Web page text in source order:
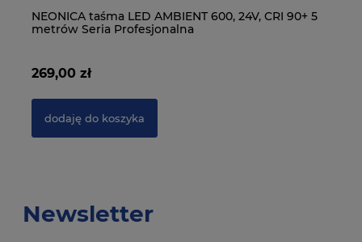
NEONICA taśma LED AMBIENT 600, 24V, CRI 90+ 5
metrów Seria Profesjonalna
269,00 zł
dodaję do koszyka
Newsletter